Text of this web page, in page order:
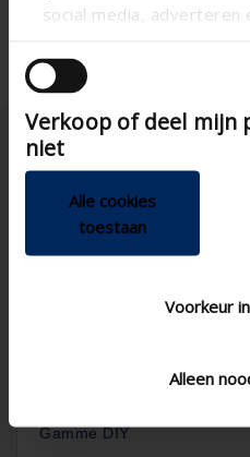
social media, adverteren
andere informatie die u
die ze hebben verzameld
van hun services.
Verkoop of deel mijn
niet
Alle cookies
toestaan
Voorkeur
Alleen
Belgique
Gamme DIY